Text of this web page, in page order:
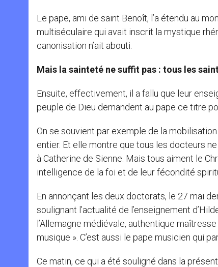
Le pape, ami de saint Benoît, l’a étendu au
multiséculaire qui avait inscrit la mystique
canonisation n’ait abouti.
Mais la sainteté ne suffit pas : tous les
Ensuite, effectivement, il a fallu que leur
peuple de Dieu demandent au pape ce titre
On se souvient par exemple de la
entier. Et elle montre que tous les docteurs
à Catherine de Sienne. Mais tous aiment le
intelligence de la foi et de leur fécondité
En annonçant les deux doctorats, le 27 mai
soulignant l’actualité de l’enseignement
l’Allemagne médiévale, authentique
musique ». C’est aussi le pape musicien qui
Ce matin, ce qui a été souligné dans la